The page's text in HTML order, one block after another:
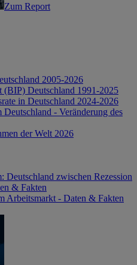
Zum Report
2005-2026
(BIP) Deutschland 1991-2025
in Deutschland 2024-2026
Deutschland - Veränderung des
der Welt 2026
Deutschland zwischen Rezession
& Fakten
Arbeitsmarkt - Daten & Fakten